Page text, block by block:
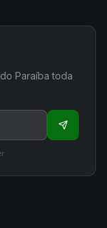
Paraíba toda